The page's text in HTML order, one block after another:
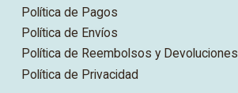
Política de Pagos
Política de Envíos
Política de Reembolsos y Devoluciones
Política de Privacidad